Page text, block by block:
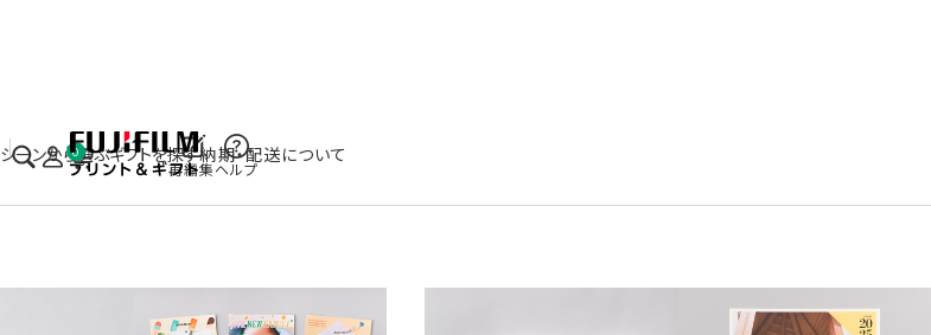
シーンから選ぶギフトを探す納期・配送について
0
再編集 ヘルプ